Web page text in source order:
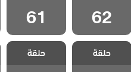
62
61
مسلسل لا تترك
يدي مدبلج
الحلقة 51
حلقة
مسلسل لا تترك
يدي مدبلج
الحلقة 50
حلقة